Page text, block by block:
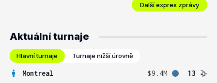
Další expres zprávy
Aktuální turnaje
Hlavní turnaje Turnaje nižší úrovně
Montreal $9.4M
13